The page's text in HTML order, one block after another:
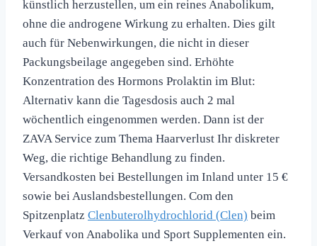
künstlich herzustellen, um ein reines Anabolikum,
ohne die androgene Wirkung zu erhalten. Dies gilt
auch für Nebenwirkungen, die nicht in dieser
Packungsbeilage angegeben sind. Erhöhte
Konzentration des Hormons Prolaktin im Blut:
Alternativ kann die Tagesdosis auch 2 mal
wöchentlich eingenommen werden. Dann ist der
ZAVA Service zum Thema Haarverlust Ihr diskreter
Weg, die richtige Behandlung zu finden.
Versandkosten bei Bestellungen im Inland unter 15 €
sowie bei Auslandsbestellungen. Com den
Spitzenplatz Clenbuterolhydrochlorid (Clen) beim
Verkauf von Anabolika und Sport Supplementen ein.